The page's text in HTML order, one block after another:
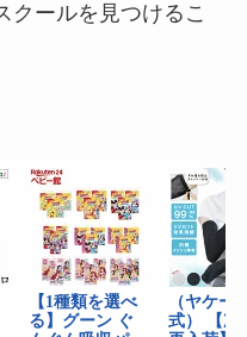
クールを見つけるこ